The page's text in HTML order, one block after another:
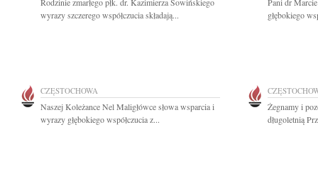
wyrazy szczerego współczucia składają...
głębokiego
CZĘSTOCHOWA
Naszej Koleżance Nel Maligłówce słowa wsparcia i
wyrazy głębokiego współczucia z...
Żegnamy i
długoletnią